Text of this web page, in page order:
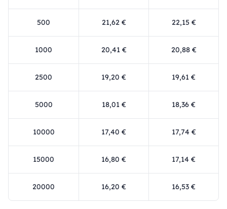
500 21,62 € 22,15 €
1000 20,41 € 20,88 €
2500 19,20 € 19,61 €
5000 18,01 € 18,36 €
10000 17,40 € 17,74 €
15000 16,80 € 17,14 €
20000 16,20 € 16,53 €